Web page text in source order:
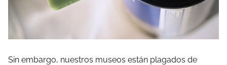
Sin embargo, nuestros museos están plagados de